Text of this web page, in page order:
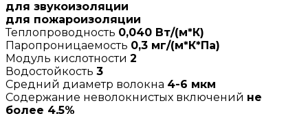
для звукоизоляции
для пожароизоляции
Теплопроводность 0,040 Вт/(м*К)
Паропроницаемость 0,3 мг/(м*К*Па)
Модуль кислотности 2
Водостойкость 3
Средний диаметр волокна 4-6 мкм
Содержание неволокнистых включений не
более 4,5%